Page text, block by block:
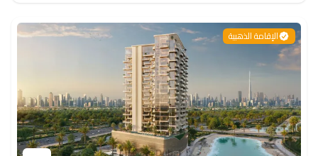
الإقامة الذهبية